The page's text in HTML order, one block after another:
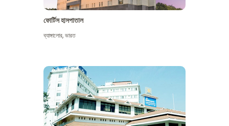
ফোর্টিস হাসপাতাল
ব্যাঙ্গালোর,ভারত